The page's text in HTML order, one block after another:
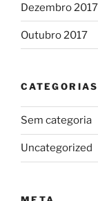
Dezembro 2017
Outubro 2017
CATEGORIAS
Sem categoria
Uncategorized